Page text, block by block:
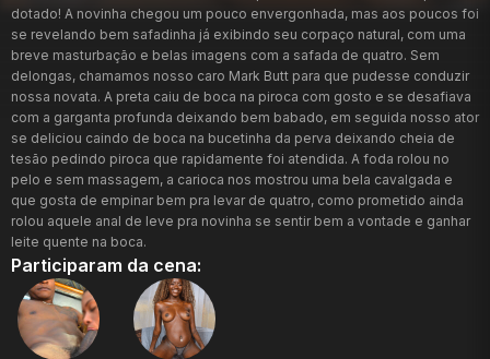
dotado! A novinha chegou um pouco envergonhada, mas aos poucos foi
se revelando bem safadinha já exibindo seu corpaço natural, com uma
breve masturbação e belas imagens com a safada de quatro. Sem
delongas, chamamos nosso caro Mark Butt para que pudesse conduzir
nossa novata. A preta caiu de boca na piroca com gosto e se desafiava
com a garganta profunda deixando bem babado, em seguida nosso ator
se deliciou caindo de boca na bucetinha da perva deixando cheia de
tesão pedindo piroca que rapidamente foi atendida. A foda rolou no
pelo e sem massagem, a carioca nos mostrou uma bela cavalgada e
que gosta de empinar bem pra levar de quatro, como prometido ainda
rolou aquele anal de leve pra novinha se sentir bem a vontade e ganhar
leite quente na boca.
Participaram da cena: